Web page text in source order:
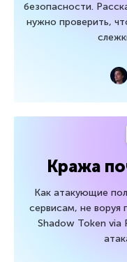
безопасности.
нужно проверить,
Кража
Как атакующие
сервисам, не воруя
Shadow Token via